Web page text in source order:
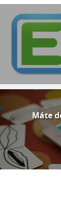
Máte